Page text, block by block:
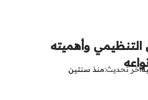
التنظيمي وأهميته
آخر تحديث منذ سنتين